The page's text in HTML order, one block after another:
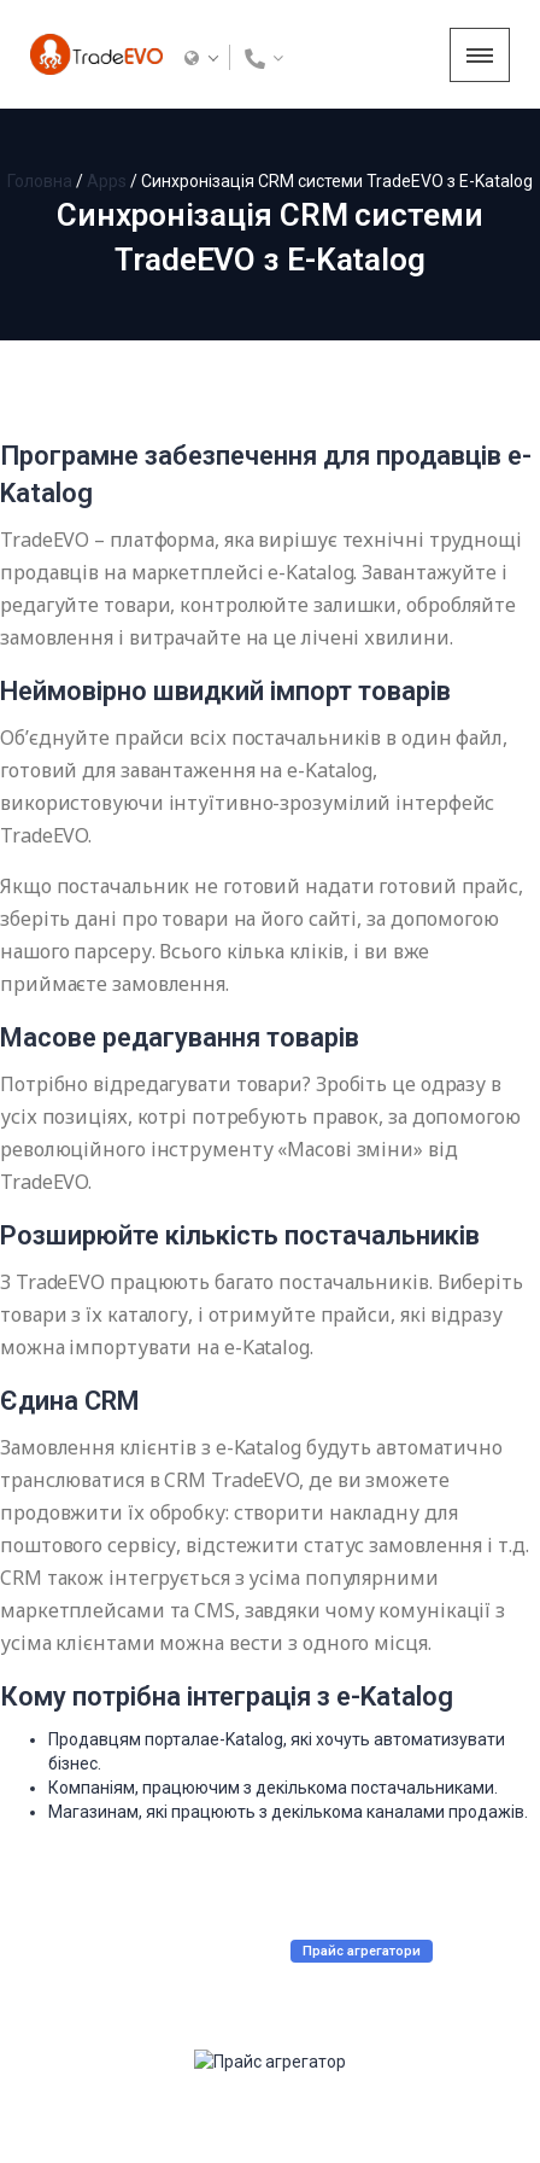
Головна / Apps /Синхронізація CRM системи TradeEVO з E-Katalog
Синхронізація CRM системи
TradeEVO з E-Katalog
Програмне забезпечення для продавців e-
Katalog
TradeEVO – платформа, яка вирішує технічні труднощі
продавців на маркетплейсі e-Katalog. Завантажуйте і
редагуйте товари, контролюйте залишки, обробляйте
замовлення і витрачайте на це лічені хвилини.
Неймовірно швидкий імпорт товарів
Об’єднуйте прайси всіх постачальників в один файл,
готовий для завантаження на e-Katalog,
використовуючи інтуїтивно-зрозумілий інтерфейс
TradeEVO.
Якщо постачальник не готовий надати готовий прайс,
зберіть дані про товари на його сайті, за допомогою
нашого парсеру. Всього кілька кліків, і ви вже
приймаєте замовлення.
Масове редагування товарів
Потрібно відредагувати товари? Зробіть це одразу в
усіх позиціях, котрі потребують правок, за допомогою
революційного інструменту «Масові зміни» від
TradeEVO.
Розширюйте кількість постачальників
З TradeEVO працюють багато постачальників. Виберіть
товари з їх каталогу, і отримуйте прайси, які відразу
можна імпортувати на e-Katalog.
Єдина CRM
Замовлення клієнтів з e-Katalog будуть автоматично
транслюватися в CRM TradeEVO, де ви зможете
продовжити їх обробку: створити накладну для
поштового сервісу, відстежити статус замовлення і т.д.
CRM також інтегрується з усіма популярними
маркетплейсами та CMS, завдяки чому комунікації з
усіма клієнтами можна вести з одного місця.
Кому потрібна інтеграція з e-Katalog
Продавцям порталаe-Katalog, які хочуть автоматизувати
бізнес.
Компаніям, працюючим з декількома постачальниками.
Магазинам, які працюють з декількома каналами продажів.
Прайс агрегатори